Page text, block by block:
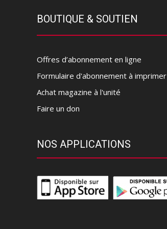
BOUTIQUE & SOUTIEN
Offres d’abonnement en ligne
Formulaire d'abonnement à imprimer
Achat magazine à l'unité
Faire un don
NOS APPLICATIONS